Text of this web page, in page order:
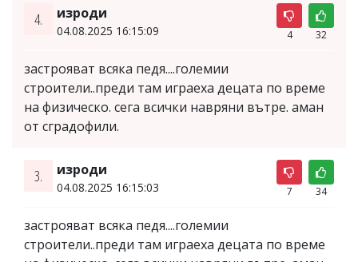
4. изроди
04.08.2025 16:15:09 4 32
застрояват всяка педя....големии
строители..преди там играеха децата по време
на физическо. сега всички навряни вътре. аман
от сградофили.
3. изроди
04.08.2025 16:15:03 7 34
застрояват всяка педя....големии
строители..преди там играеха децата по време